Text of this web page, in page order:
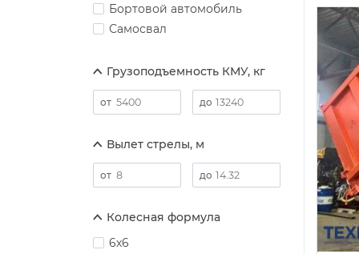
Бортовой автомобиль
Самосвал
Грузоподъемность КМУ, кг
Вылет стрелы, м
Колесная формула
6х6